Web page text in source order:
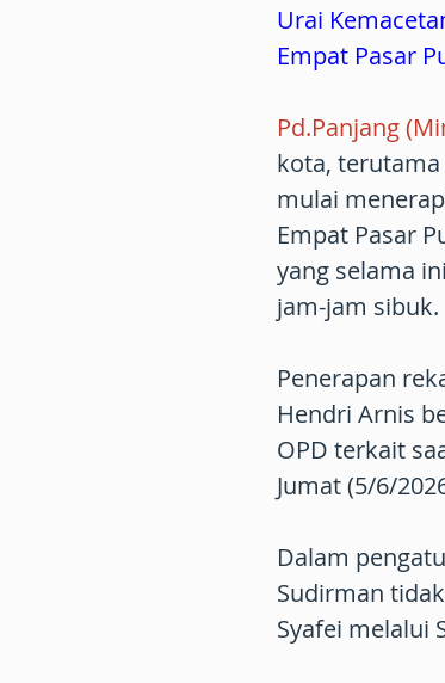
Urai
Empat Pasar
Pd.Panjang
kota, terutama
mulai
Empat Pasar
yang selama
jam-jam sibuk.
Penerapan
Hendri Arnis
OPD terkait
Jumat (5/6/
Dalam
Sudirman
Syafei melalui